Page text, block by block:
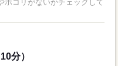
分）